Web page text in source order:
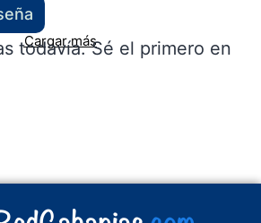
Cargar más
todavía. Sé el primero en